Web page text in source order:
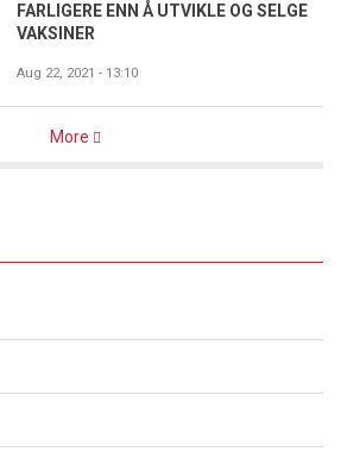
FARLIGERE ENN Å UTVIKLE OG SELGE
VAKSINER
Aug 22, 2021 - 13:10
More